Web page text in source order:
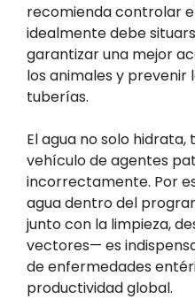
recomienda controlar
idealmente debe
garantizar una mejor
los animales y prevenir
tuberías.
El agua no solo
vehículo de agentes
incorrectamente. Por
agua dentro del
junto con la limpieza,
vectores— es
de enfermedades
productividad global.